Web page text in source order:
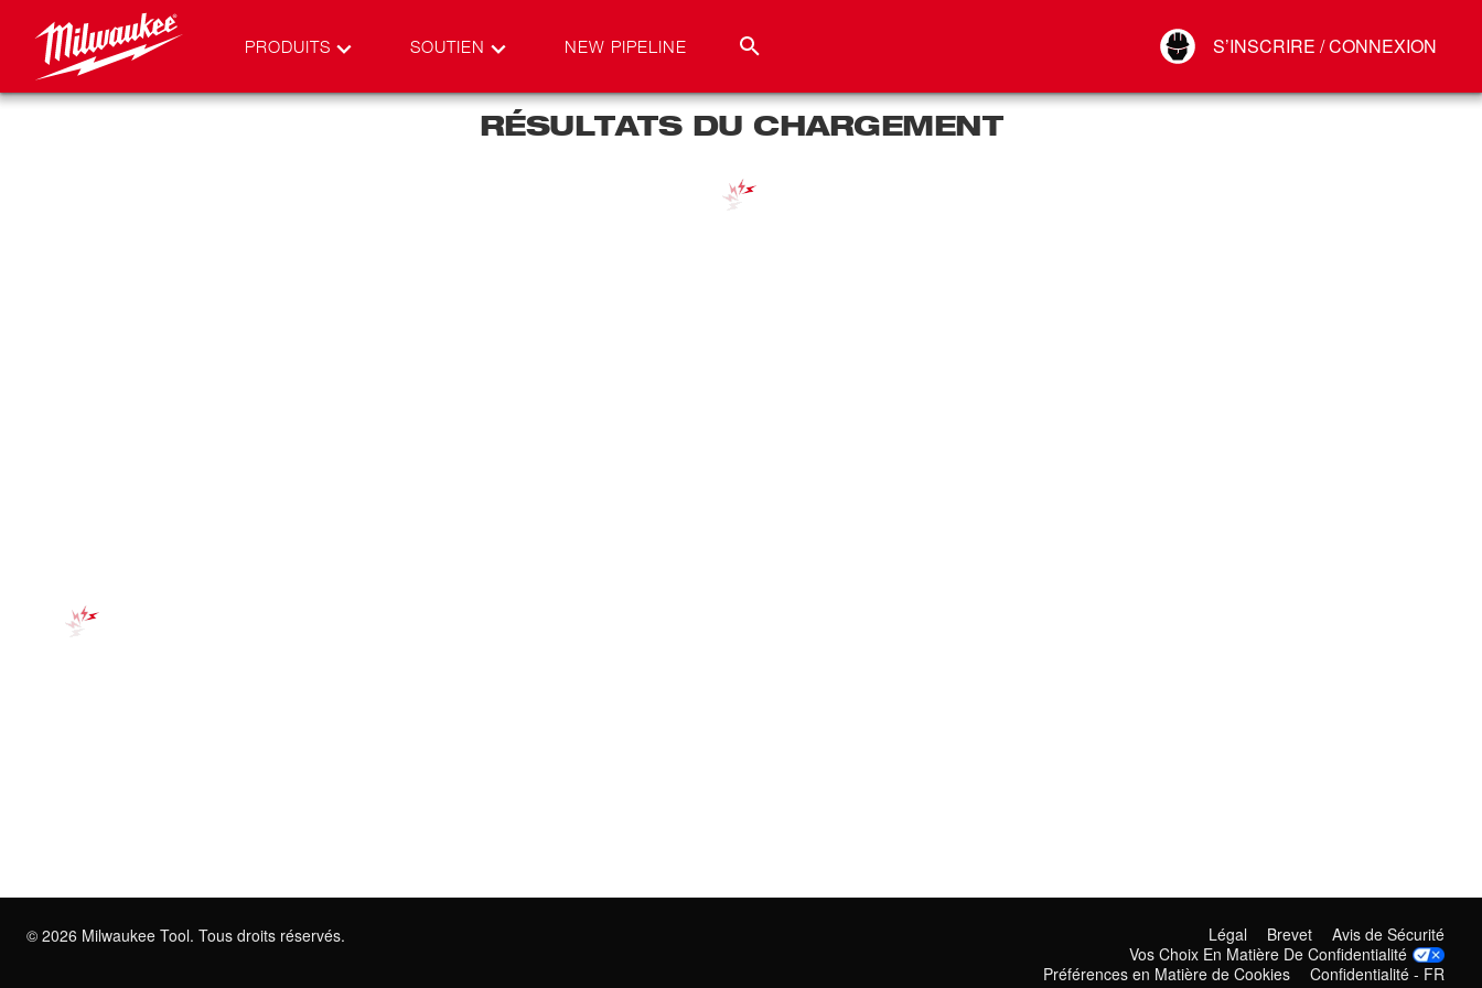
PRODUITS SOUTIEN NEW PIPELINE S’INSCRIRE / CONNEXION
Connect
RÉSULTATS DU CHARGEMENT
© 2026 Milwaukee Tool. Tous droits réservés. Légal Brevet
Avis de Sécurité
Vos Choix En Matière De Confidentialité
Préférences en Matière de Cookies
Confidentialité - FR